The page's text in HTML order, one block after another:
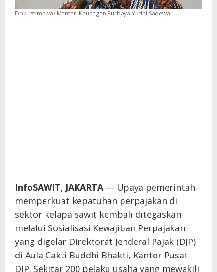
Dok. Istimewa/ Menteri Keuangan Purbaya Yudhi Sadewa.
InfoSAWIT, JAKARTA— Upaya pemerintah
memperkuat kepatuhan perpajakan di
sektor kelapa sawit kembali ditegaskan
melalui Sosialisasi Kewajiban Perpajakan
yang digelar Direktorat Jenderal Pajak (DJP)
di Aula Cakti Buddhi Bhakti, Kantor Pusat
DJP. Sekitar 200 pelaku usaha yang mewakili